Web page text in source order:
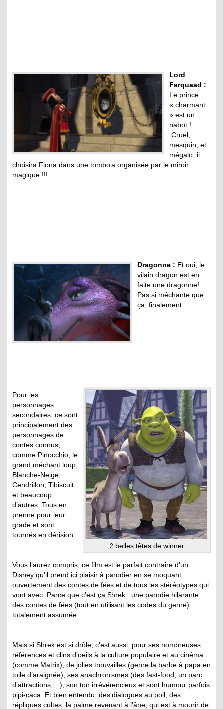
Lord
Farquaad :
Le prince
« charmant
» est un
nabot !
Cruel,
mesquin, et
mégalo, il
choisira Fiona dans une tombola organisée par le miroir
magique !!!
Dragonne : Et oui, le
vilain dragon est en
faite une dragonne!
Pas si méchante que
ça, finalement…
2 belles têtes de winner
Pour les
personnages
secondaires, ce sont
principalement des
personnages de
contes connus,
comme Pinocchio, le
grand méchant loup,
Blanche-Neige,
Cendrillon, Tibiscuit
et beaucoup
d’autres. Tous en
prenne pour leur
grade et sont
tournés en dérision.
Vous l’aurez compris, ce film est le parfait contraire d’un
Disney qu’il prend ici plaisir à parodier en se moquant
ouvertement des contes de fées et de tous les stéréotypes qui
vont avec. Parce que c’est ça Shrek : une parodie hilarante
des contes de fées (tout en utilisant les codes du genre)
totalement assumée.
Mais si Shrek est si drôle, c’est aussi, pour ses nombreuses
références et clins d’oeils à la culture populaire et au cinéma
(comme Matrix), de jolies trouvailles (genre la barbe à papa en
toile d’araignée), ses anachronismes (des fast-food, un parc
d’attractions,…), son ton irrévérencieux et sont humour parfois
pipi-caca. Et bien entendu, des dialogues au poil, des
répliques cultes, la palme revenant à l’âne, qui est à mourir de